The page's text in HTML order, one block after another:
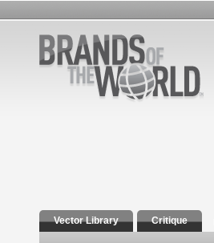
Vector Library Critique